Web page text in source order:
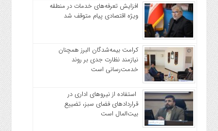
افزایش تعرفه‌های خدمات در منطقه
ویژه اقتصادی پیام متوقف شد
کرامت بیمه‌شدگان البرز همچنان
نیازمند نظارت جدی بر روند
خدمت‌رسانی است
استفاده از نیروهای اداری در
قراردادهای فضای سبز، تضییع
بیت‌المال است